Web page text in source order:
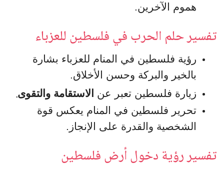
هموم الآخرين.
تفسير حلم الحرب في فلسطين للعزباء
رؤية فلسطين في المنام للعزباء بشارة
بالخير والبركة وحسن الأخلاق.
زيارة فلسطين تعبر عن الاستقامة والتقوى.
تحرير فلسطين في المنام يعكس قوة
الشخصية والقدرة على الإنجاز.
تفسير رؤية دخول أرض فلسطين